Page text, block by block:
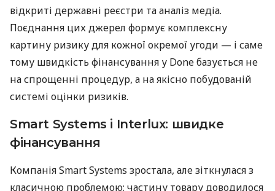
відкриті державні реєстри та аналіз медіа.
Поєднання цих джерел формує комплексну
картину ризику для кожної окремої угоди — і саме
тому швидкість фінансування у Done базується не
на спрощенні процедур, а на якісно побудованій
системі оцінки ризиків.
Smart Systems і Interlux: швидке
фінансування
Компанія Smart Systems зростала, але зіткнулася з
класичною проблемою: частину товару доводилося